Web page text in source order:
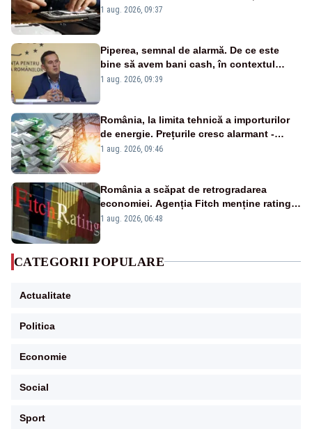
un produs
1 aug. 2026, 09:37
Piperea, semnal de alarmă. De ce este
bine să avem bani cash, în contextul
alertei energetice?
1 aug. 2026, 09:39
România, la limita tehnică a importurilor
de energie. Prețurile cresc alarmant -
Analiză Realitatea Plus
1 aug. 2026, 09:46
România a scăpat de retrogradarea
economiei. Agenția Fitch menține ratingul
„BBB-” cu perspectivă negativă
1 aug. 2026, 06:48
CATEGORII POPULARE
Actualitate
Politica
Economie
Social
Sport